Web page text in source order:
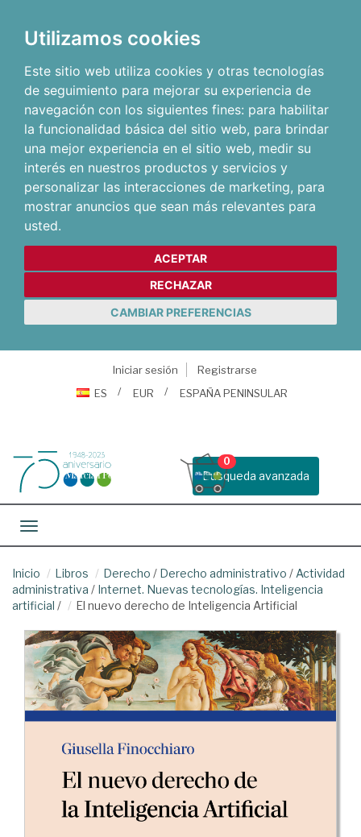
Utilizamos cookies
Este sitio web utiliza cookies y otras tecnologías
de seguimiento para mejorar su experiencia de
navegación con los siguientes fines: para habilitar
la funcionalidad básica del sitio web, para brindar
una mejor experiencia en el sitio web, medir su
interés en nuestros productos y servicios y
personalizar las interacciones de marketing, para
mostrar anuncios que sean más relevantes para
usted.
ACEPTAR
RECHAZAR
CAMBIAR PREFERENCIAS
Iniciar sesión
Registrarse
ES
EUR ESPAÑA PENINSULAR
Busqueda avanzada
0
Toggle navigation
Inicio Libros Derecho / Derecho administrativo / Actividad
administrativa / Internet. Nuevas tecnologías. Inteligencia
artificial / El nuevo derecho de Inteligencia Artificial